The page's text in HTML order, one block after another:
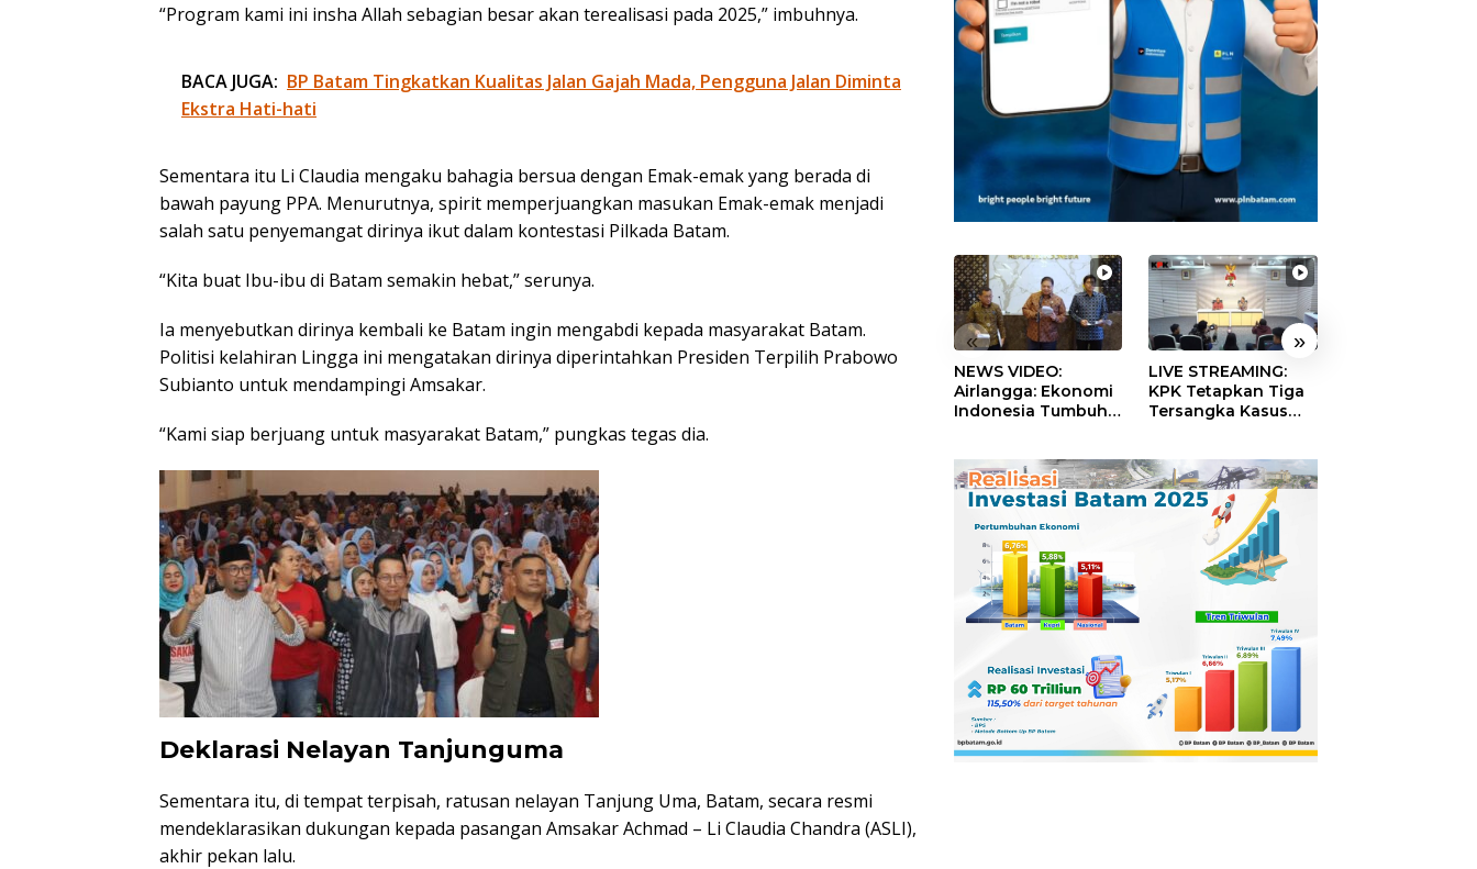
“Program kami ini insha Allah sebagian besar akan terealisasi pada 2025,” imbuhnya.
BACA JUGA: BP Batam Tingkatkan Kualitas Jalan Gajah Mada, Pengguna Jalan Diminta
Ekstra Hati-hati
Sementara itu Li Claudia mengaku bahagia bersua dengan Emak-emak yang berada di
bawah payung PPA. Menurutnya, spirit memperjuangkan masukan Emak-emak menjadi
salah satu penyemangat dirinya ikut dalam kontestasi Pilkada Batam.
“Kita buat Ibu-ibu di Batam semakin hebat,” serunya.
Ia menyebutkan dirinya kembali ke Batam ingin mengabdi kepada masyarakat Batam.
Politisi kelahiran Lingga ini mengatakan dirinya diperintahkan Presiden Terpilih Prabowo
Subianto untuk mendampingi Amsakar.
“Kami siap berjuang untuk masyarakat Batam,” pungkas tegas dia.
Deklarasi Nelayan Tanjunguma
Sementara itu, di tempat terpisah, ratusan nelayan Tanjung Uma, Batam, secara resmi
mendeklarasikan dukungan kepada pasangan Amsakar Achmad – Li Claudia Chandra (ASLI),
akhir pekan lalu.
« »
NEWS VIDEO:
Airlangga: Ekonomi
Indonesia Tumbuh
LIVE STREAMING:
KPK Tetapkan Tiga
Tersangka Kasus
Pertamina